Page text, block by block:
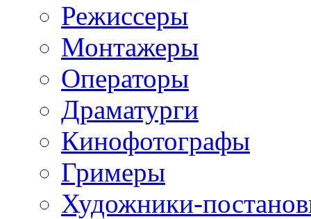
Режиссеры
Монтажеры
Операторы
Драматурги
Кинофотографы
Гримеры
Художники-